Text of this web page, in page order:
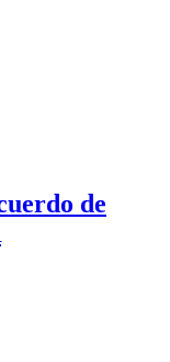
de